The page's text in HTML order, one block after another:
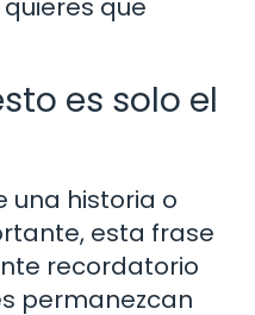
que
es solo el
una historia o
esta frase
recordatorio
permanezcan